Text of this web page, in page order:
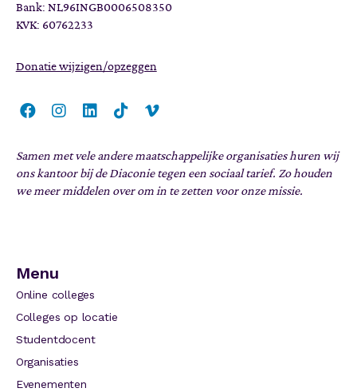
Bank: NL96INGB0006508350
KVK: 60762233
Donatie wijzigen/opzeggen
Samen met vele andere maatschappelijke organisaties huren wij
ons kantoor bij de Diaconie tegen een sociaal tarief. Zo houden
we meer middelen over om in te zetten voor onze missie.
Menu
Online colleges
Colleges op locatie
Studentdocent
Organisaties
Evenementen